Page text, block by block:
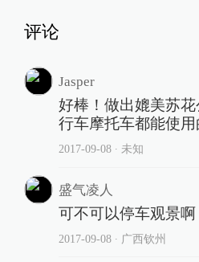
评论
Jasper
好棒！做出媲美苏
行车摩托车都能使用
2017-09-08∙ 未知
盛气凌人
可不可以停车观景啊
2017-09-08∙ 广西钦州